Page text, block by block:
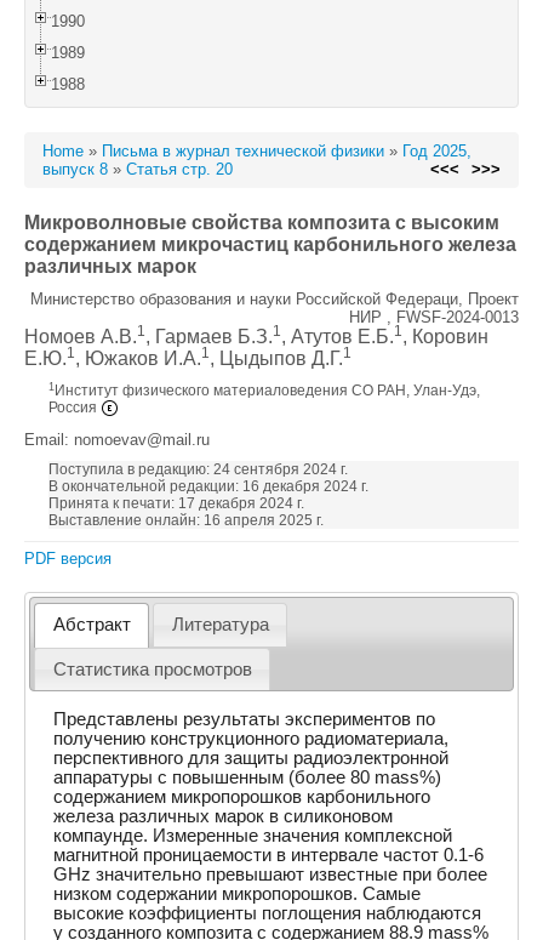
1990
1989
1988
Home » Письма в журнал технической физики » Год 2025,
выпуск 8 » Статья стр. 20 <<< >>>
Микроволновые свойства композита с высоким
содержанием микрочастиц карбонильного железа
различных марок
Министерство образования и науки Российской Федераци, Проект
НИР , FWSF-2024-0013
Номоев А.В.1, Гармаев Б.З.1, Атутов Е.Б.1, Коровин
Е.Ю.1, Южаков И.А.1, Цыдыпов Д.Г.1
1 Институт физического материаловедения СО РАН, Улан-Удэ,
Россия
Email: nomoevav@mail.ru
Поступила в редакцию: 24 сентября 2024 г.
В окончательной редакции: 16 декабря 2024 г.
Принята к печати: 17 декабря 2024 г.
Выставление онлайн: 16 апреля 2025 г.
PDF версия
Абстракт Литература
Статистика просмотров
Представлены результаты экспериментов по
получению конструкционного радиоматериала,
перспективного для защиты радиоэлектронной
аппаратуры с повышенным (более 80 mass%)
содержанием микропорошков карбонильного
железа различных марок в силиконовом
компаунде. Измеренные значения комплексной
магнитной проницаемости в интервале частот 0.1-6
GHz значительно превышают известные при более
низком содержании микропорошков. Самые
высокие коэффициенты поглощения наблюдаются
у созданного композита с содержанием 88.9 mass%